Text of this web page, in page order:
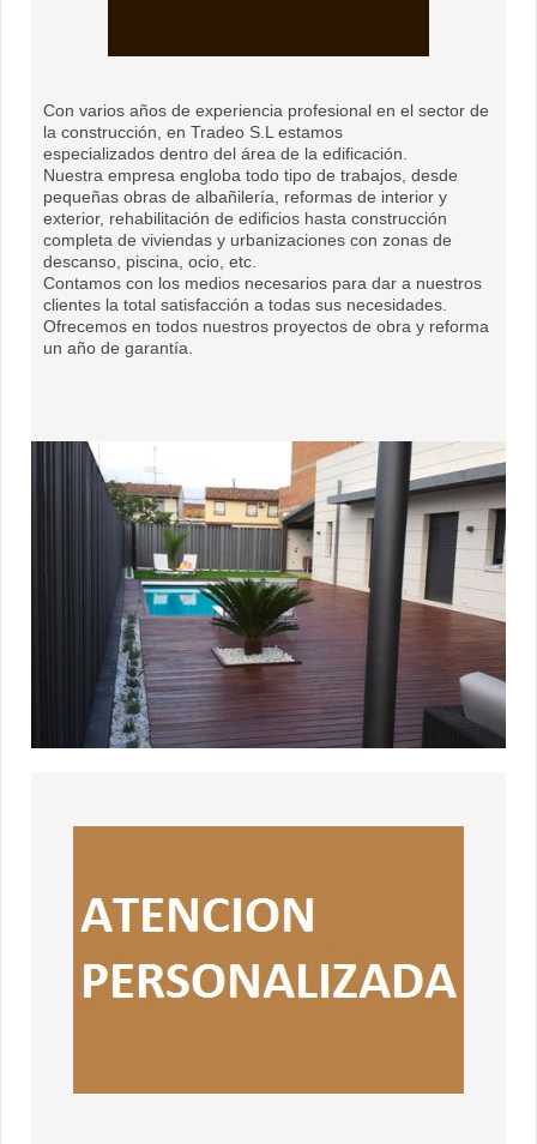
Con varios años de experiencia profesional en el sector de
la construcción, en Tradeo S.L estamos
especializados dentro del área de la edificación.
Nuestra empresa engloba todo tipo de trabajos, desde
pequeñas obras de albañilería, reformas de interior y
exterior, rehabilitación de edificios hasta construcción
completa de viviendas y urbanizaciones con zonas de
descanso, piscina, ocio, etc.
Contamos con los medios necesarios para dar a nuestros
clientes la total satisfacción a todas sus necesidades.
Ofrecemos en todos nuestros proyectos de obra y reforma
un año de garantía.